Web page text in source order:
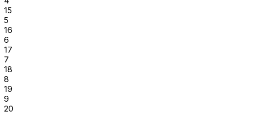
15
5
16
6
17
7
18
8
19
9
20